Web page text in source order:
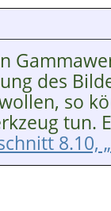
des
so
tun.
8.10,